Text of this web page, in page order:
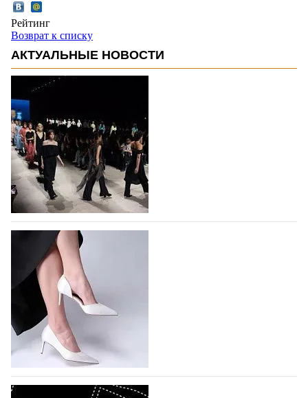
Рейтинг
Возврат к списку
АКТУАЛЬНЫЕ НОВОСТИ
На участие в Московской неделе моды
подано 1047 заявок
На участие в седьмой Московской неделе моды,
которая пройдет в российской столице с 26 сентября
по 1 октября, уже подано 1047 заявок. Примерно
половину из них (494) прислали дизайнеры,
коллекции которых не были представлены в…
07.08.2026 248
BALLINA представит свои новинки на Euro